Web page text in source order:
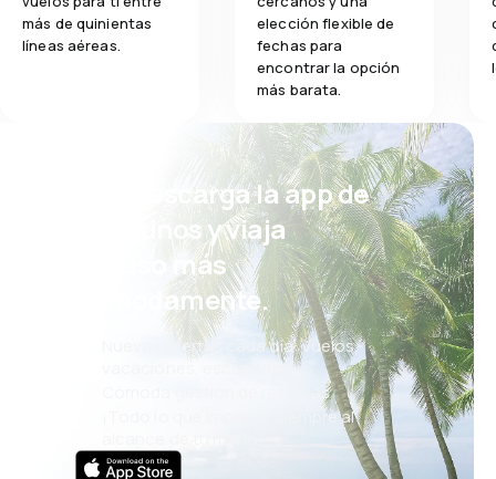
Comidas 5.0
más de quinientas
líneas aéreas.
elección flexible de
fechas para
encontrar la opción
más barata.
¡Eh! Descarga la app de
eDestinos y viaja
incluso más
cómodamente.
Nuevas ofertas cada día: vuelos,
vacaciones, escapadas
Cómoda gestión de reservas
¡Todo lo que importa, siempre al